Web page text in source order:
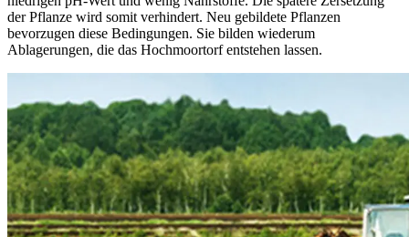
der Pflanze wird somit verhindert. Neu gebildete Pflanzen
bevorzugen diese Bedingungen. Sie bilden wiederum
Ablagerungen, die das Hochmoortorf entstehen lassen.